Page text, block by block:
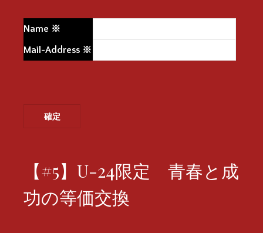
Name ※
Mail-Address ※
【#5】U-24限定 青春と成
功の等価交換